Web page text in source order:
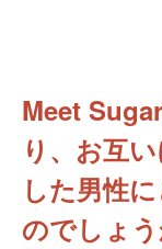
Meet
り、お互
した男性
のでしょう